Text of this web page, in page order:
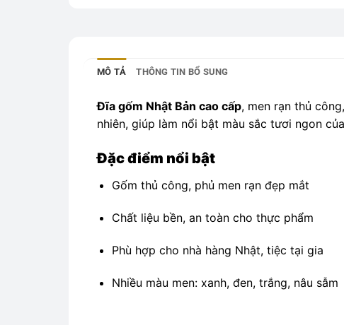
MÔ TẢ THÔNG TIN BỔ SUNG
Đĩa gốm Nhật Bản cao cấp, men rạn thủ
nhiên, giúp làm nổi bật màu sắc tươi ngon
Đặc điểm nổi bật
Gốm thủ công, phủ men rạn đẹp mắt
Chất liệu bền, an toàn cho thực phẩm
Phù hợp cho nhà hàng Nhật, tiệc tại gia
Nhiều màu men: xanh, đen, trắng, nâu sẫm